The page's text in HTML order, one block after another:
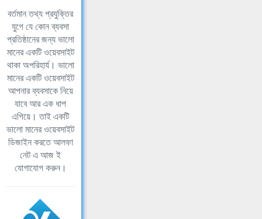
বর্তমান তথ্য প্রযুক্তির
যুগে যে কোন ব্যবসা
প্রতিষ্ঠানের জন্য ভালো
মানের একটি ওয়েবসাইট
থাকা অপরিহার্য। ভালো
মানের একটি ওয়েবসাইট
আপনার ব্যবসাকে নিয়ে
যাবে আর এক ধাপ
এগিয়ে। তাই একটি
ভালো মানের ওয়েবসাইট
ডিজাইন করতে আলফা
নেট এ আজ ই
যোগাযোগ করুন।